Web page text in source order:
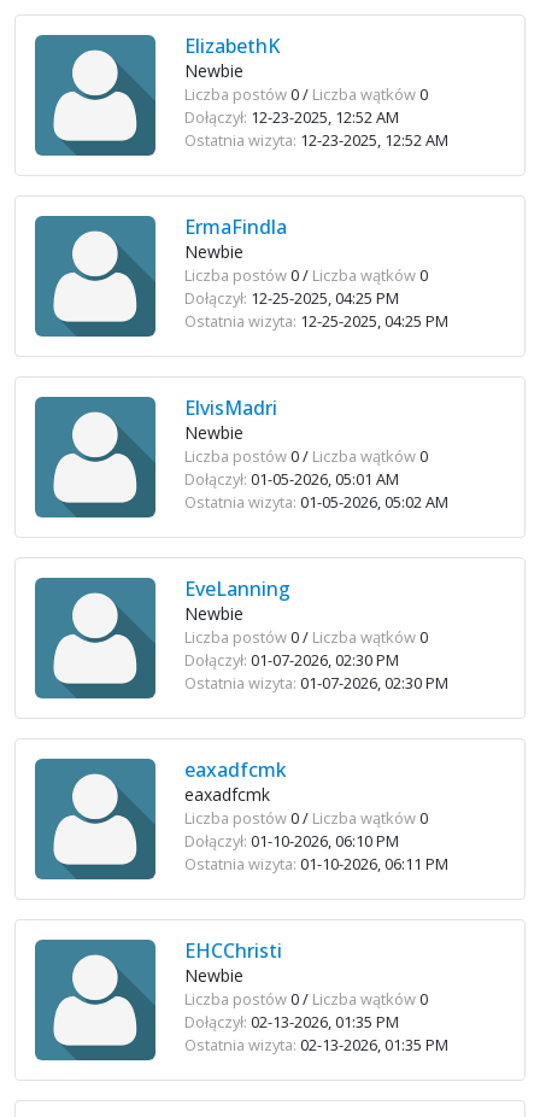
ElizabethK
Newbie
Liczba postów0 / Liczba wątków0
Dołączył: 12-23-2025, 12:52 AM
Ostatnia wizyta: 12-23-2025, 12:52 AM
ErmaFindla
Newbie
Liczba postów0 / Liczba wątków0
Dołączył: 12-25-2025, 04:25 PM
Ostatnia wizyta: 12-25-2025, 04:25 PM
ElvisMadri
Newbie
Liczba postów0 / Liczba wątków0
Dołączył: 01-05-2026, 05:01 AM
Ostatnia wizyta: 01-05-2026, 05:02 AM
EveLanning
Newbie
Liczba postów0 / Liczba wątków0
Dołączył: 01-07-2026, 02:30 PM
Ostatnia wizyta: 01-07-2026, 02:30 PM
eaxadfcmk
eaxadfcmk
Liczba postów0 / Liczba wątków0
Dołączył: 01-10-2026, 06:10 PM
Ostatnia wizyta: 01-10-2026, 06:11 PM
EHCChristi
Newbie
Liczba postów0 / Liczba wątków0
Dołączył: 02-13-2026, 01:35 PM
Ostatnia wizyta: 02-13-2026, 01:35 PM